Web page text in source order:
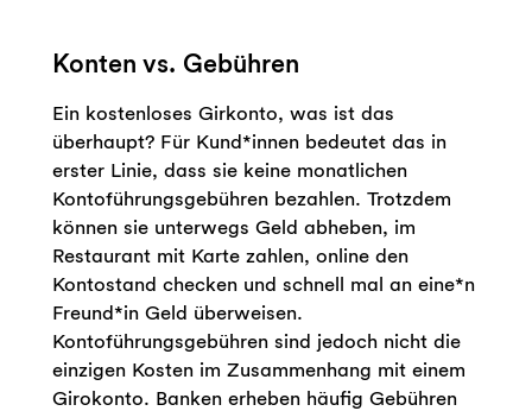
Konten vs. Gebühren
Ein kostenloses Girkonto, was ist das
überhaupt? Für Kund*innen bedeutet das in
erster Linie, dass sie keine monatlichen
Kontoführungsgebühren bezahlen. Trotzdem
können sie unterwegs Geld abheben, im
Restaurant mit Karte zahlen, online den
Kontostand checken und schnell mal an eine*n
Freund*in Geld überweisen.
Kontoführungsgebühren sind jedoch nicht die
einzigen Kosten im Zusammenhang mit einem
Girokonto. Banken erheben häufig Gebühren